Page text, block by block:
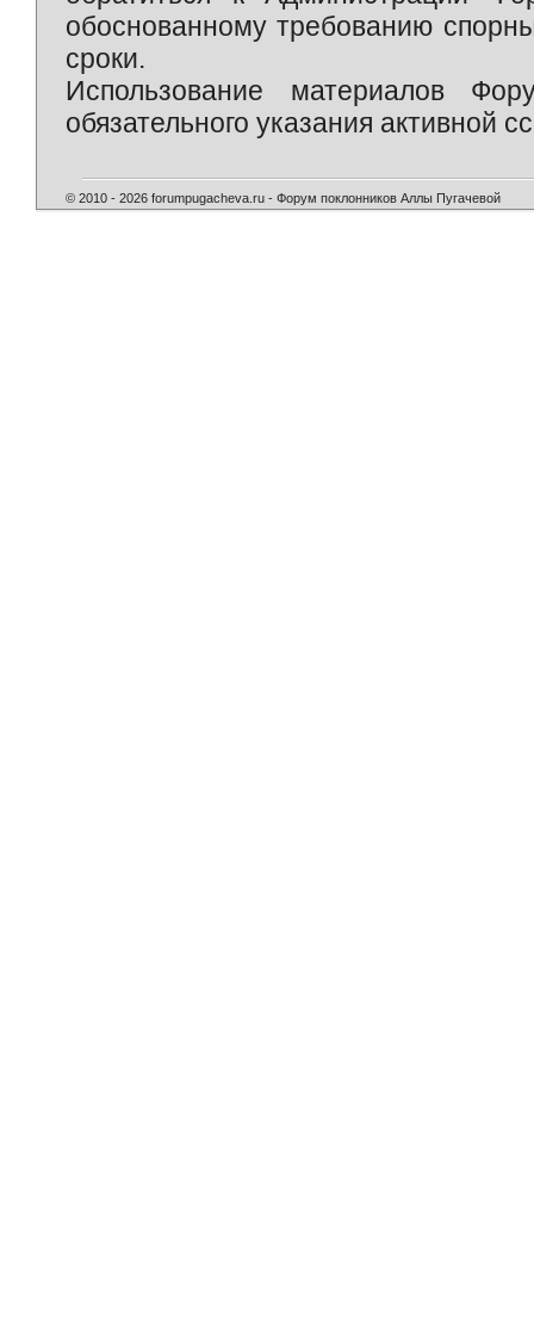
обоснованному требованию
сроки.
Использование материалов
обязательного указания активной
© 2010 - 2026 forumpugacheva.ru - Форум поклонников Аллы Пугачевой